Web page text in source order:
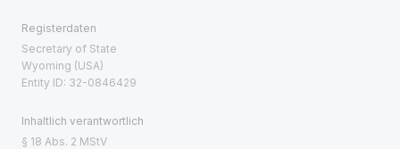
Registerdaten
Secretary of State
Wyoming (USA)
Entity ID: 32-0846429
Inhaltlich verantwortlich
§ 18 Abs. 2 MStV